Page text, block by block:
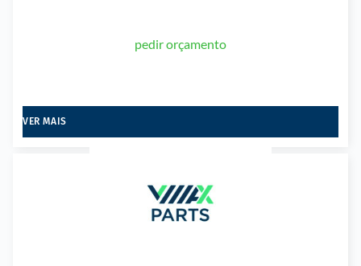
pedir orçamento
VER MAIS